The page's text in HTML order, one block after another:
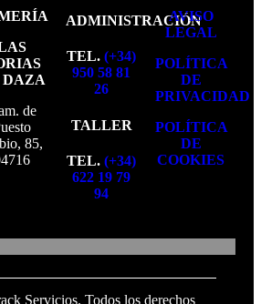
DAZA
de
85,
ADMINISTRACIÓN
TEL. (+34)
950 58 81
26
TALLER
TEL. (+34)
622 19 79
94
AVISO
LEGAL
POLÍTICA
DE
PRIVACIDAD
POLÍTICA
DE
COOKIES
Servicios. Todos los derechos